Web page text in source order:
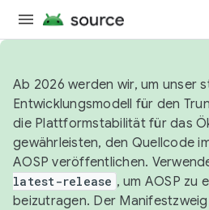
Ab 2026 werden wir, um unser
Entwicklungsmodell für den
die Plattformstabilität für das
gewährleisten, den Quellcode
AOSP veröffentlichen.
latest-release , um AOSP zu
beizutragen. Der Manifestzweig